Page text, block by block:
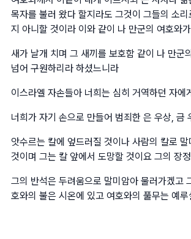
목자를 불러 왔다 할지라도 그것이 그들의 소
지 아니할 것이라 이와 같이 나 만군의 여호와
새가 날개 치며 그 새끼를 보호함 같이 나 만군
넘어 구원하리라 하셨느니라
이스라엘 자손들아 너희는 심히 거역하던 자에
너희가 자기 손으로 만들어 범죄한 은 우상, 금
앗수르는 칼에 엎드러질 것이나 사람의 칼로
것이며 그는 칼 앞에서 도망할 것이요 그의 장
그의 반석은 두려움으로 말미암아 물러가겠고
호와의 불은 시온에 있고 여호와의 풀무는 예